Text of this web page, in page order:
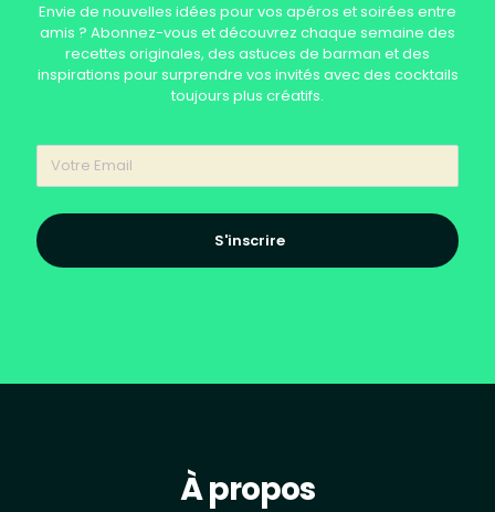
Envie de nouvelles idées pour vos apéros et soirées entre
amis ? Abonnez-vous et découvrez chaque semaine des
recettes originales, des astuces de barman et des
inspirations pour surprendre vos invités avec des cocktails
toujours plus créatifs.
S'inscrire
À propos